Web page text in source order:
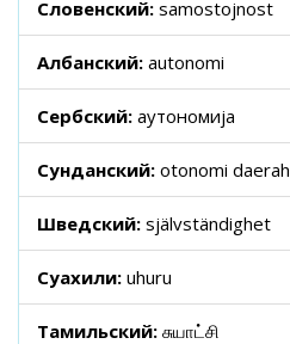
Словенский: samostojnost
Албанский: autonomi
Сербский: аутономија
Сунданский: otonomi daerah
Шведский: självständighet
Суахили: uhuru
Тамильский: சுயாட்சி